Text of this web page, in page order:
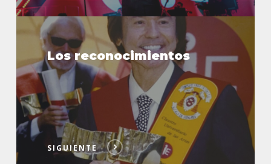
Los reconocimientos
SIGUIENTE
reconocimientos